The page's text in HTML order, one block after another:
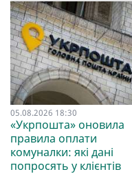
05.08.2026 18:30
«Укрпошта» оновила
правила оплати
комуналки: які дані
попросять у клієнтів